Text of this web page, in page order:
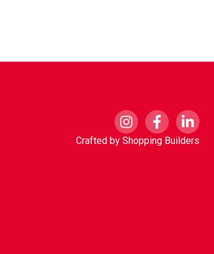
Crafted by Shopping Builders